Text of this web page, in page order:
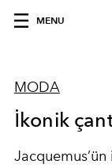
MENU
MODA
İkonik